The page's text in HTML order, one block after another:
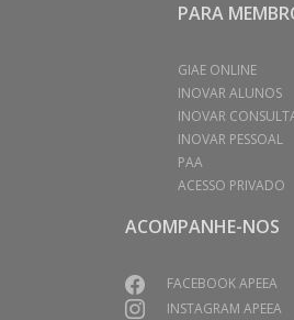
PARA
GIAE ONLINE
INOVAR ALUNOS
INOVAR
INOVAR PESSOAL
PAA
ACESSO PRIVADO
ACOMPANHE-NOS
FACEBOOK APEEA
INSTAGRAM APEEA